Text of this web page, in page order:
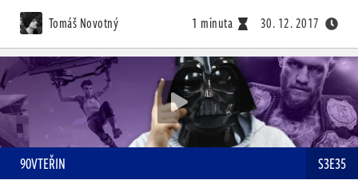
Tomáš Novotný 1 minuta 30. 12. 2017
90VTEŘIN S3E35